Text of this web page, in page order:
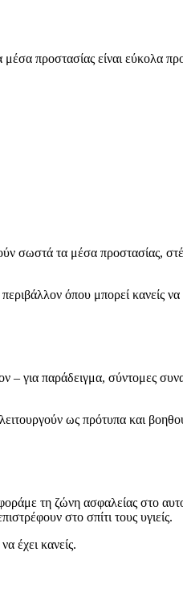
μέσα προστασίας είναι εύκολα
σωστά τα μέσα προστασίας,
όπου μπορεί κανείς να
– για παράδειγμα, σύντομες
ως πρότυπα και
τη ζώνη ασφαλείας στο
στο σπίτι τους υγιείς.
έχει κανείς.